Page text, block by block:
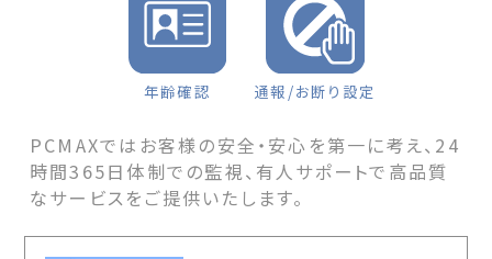
年齢確認 通報/お断り設定
PCMAXではお客様の安全・安心を第一に考え、24
時間365日体制での監視、有人サポートで高品質
なサービスをご提供いたします。